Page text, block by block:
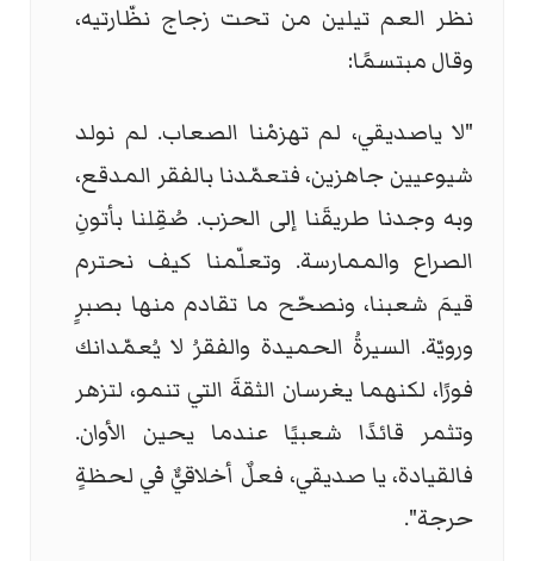
نظر العم تيلين من تحت زجاج نظّارتيه،
وقال مبتسمًا:
"لا ياصديقي، لم تهزمْنا الصعاب. لم نولد
شيوعيين جاهزين، فتعمّدنا بالفقر المدقع،
وبه وجدنا طريقَنا إلى الحزب. صُقِلنا بأتونِ
الصراع والممارسة. وتعلّمنا كيف نحترم
قيمَ شعبنا، ونصحّح ما تقادم منها بصبرٍ
ورويّة. السيرةُ الحميدة والفقرُ لا يُعمّدانك
فورًا، لكنهما يغرسان الثقةَ التي تنمو، لتزهر
وتثمر قائدًا شعبيًا عندما يحين الأوان.
فالقيادة، يا صديقي، فعلٌ أخلاقيٌّ في لحظةٍ
حرجة".